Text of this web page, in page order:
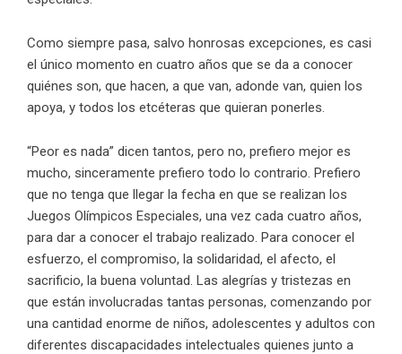
Como siempre pasa, salvo honrosas excepciones, es casi
el único momento en cuatro años que se da a conocer
quiénes son, que hacen, a que van, adonde van, quien los
apoya, y todos los etcéteras que quieran ponerles.
“Peor es nada” dicen tantos, pero no, prefiero mejor es
mucho, sinceramente prefiero todo lo contrario. Prefiero
que no tenga que llegar la fecha en que se realizan los
Juegos Olímpicos Especiales, una vez cada cuatro años,
para dar a conocer el trabajo realizado. Para conocer el
esfuerzo, el compromiso, la solidaridad, el afecto, el
sacrificio, la buena voluntad. Las alegrías y tristezas en
que están involucradas tantas personas, comenzando por
una cantidad enorme de niños, adolescentes y adultos con
diferentes discapacidades intelectuales quienes junto a